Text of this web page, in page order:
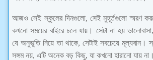
আজও সেই স্কুলের দিনগুলো, সেই মুহূর্তগুলো স্মরণ
কখনো সময়ের বাইরে চলে যায়। সেটা না হয়
যে অনুভূতি নিয়ে তা থাকে, সেটাই সবচেয়ে মূল্যবান।
সঙ্গম নয়, এটি অনেক বড় কিছু, যা কখনো হারানো যায় না।